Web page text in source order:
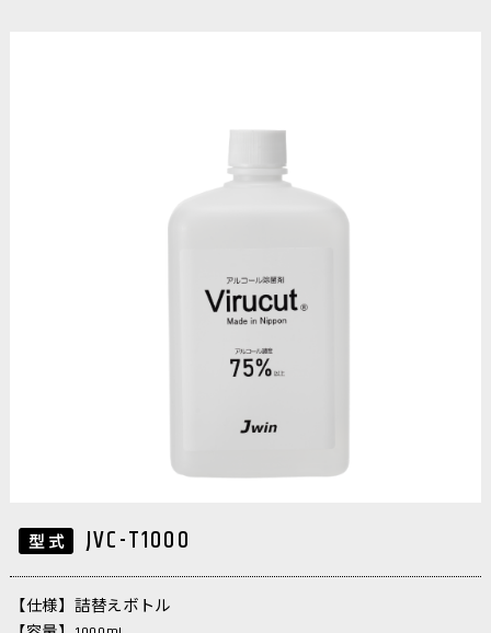
JVC-T1000
【仕様】詰替えボトル